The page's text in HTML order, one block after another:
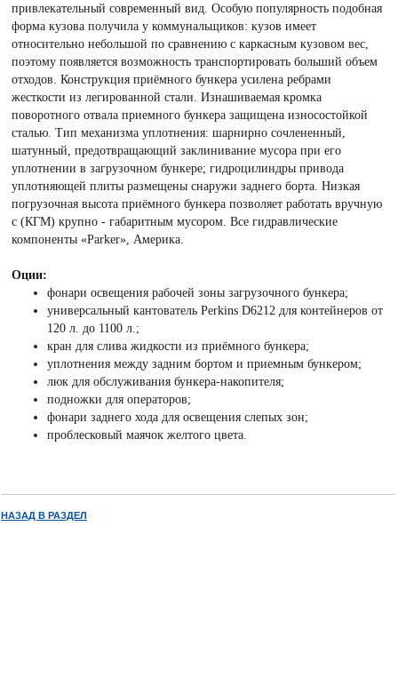
привлекательный современный вид. Особую популярность подобная
форма кузова получила у коммунальщиков: кузов имеет
относительно небольшой по сравнению с каркасным кузовом вес,
поэтому появляется возможность транспортировать больший объем
отходов. Конструкция приёмного бункера усилена ребрами
жесткости из легированной стали. Изнашиваемая кромка
поворотного отвала приемного бункера защищена износостойкой
сталью. Тип механизма уплотнения: шарнирно сочлененный,
шатунный, предотвращающий заклинивание мусора при его
уплотнении в загрузочном бункере; гидроцилиндры привода
уплотняющей плиты размещены снаружи заднего борта. Низкая
погрузочная высота приёмного бункера позволяет работать вручную
с (КГМ) крупно - габаритным мусором. Все гидравлические
компоненты «Parker», Америка.
Оции:
фонари освещения рабочей зоны загрузочного бункера;
универсальный кантователь Perkins D6212 для контейнеров от
120 л. до 1100 л.;
кран для слива жидкости из приёмного бункера;
уплотнения между задним бортом и приемным бункером;
люк для обслуживания бункера-накопителя;
подножки для операторов;
фонари заднего хода для освещения слепых зон;
проблесковый маячок желтого цвета.
НАЗАД В РАЗДЕЛ